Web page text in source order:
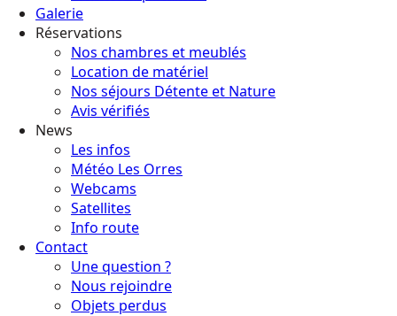
Galerie
Réservations
Nos chambres et meublés
Location de matériel
Nos séjours Détente et Nature
Avis vérifiés
News
Les infos
Météo Les Orres
Webcams
Satellites
Info route
Contact
Une question ?
Nous rejoindre
Objets perdus